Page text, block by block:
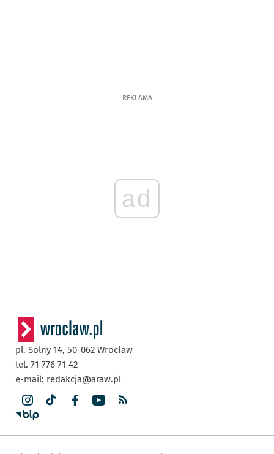
REKLAMA
ad
pl. Solny 14, 50-062 Wrocław
tel. 71 776 71 42
e-mail: redakcja@araw.pl